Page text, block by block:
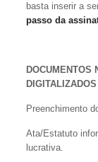
basta inserir a
passo da
DOCUMENTOS
Preenchimento
Ata/Estatuto
lucrativa.